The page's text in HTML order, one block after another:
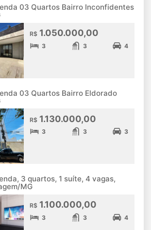
03 Quartos Bairro Inconfidentes
R$ 1.050.000,00
3 3 4
03 Quartos Bairro Eldorado
R$ 1.130.000,00
3 3 3
3 quartos, 1 suíte, 4 vagas,
MG
R$ 1.100.000,00
3 3 4